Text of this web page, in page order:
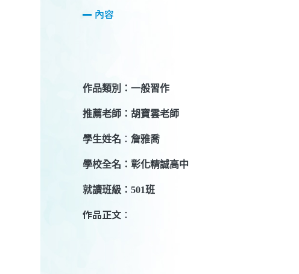
內容
作品類別：一般習作
推薦老師：胡寶雲老師
學生姓名 ：詹雅喬
學校全名：彰化精誠高中
就讀班級：501班
作品正文 ：